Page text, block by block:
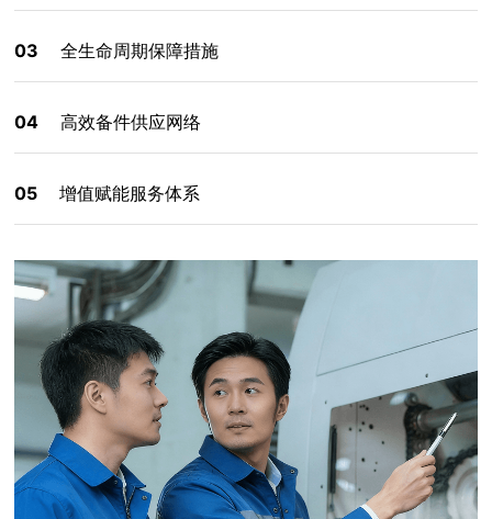
03 全生命周期保障措施
04 高效备件供应网络
05 增值赋能服务体系